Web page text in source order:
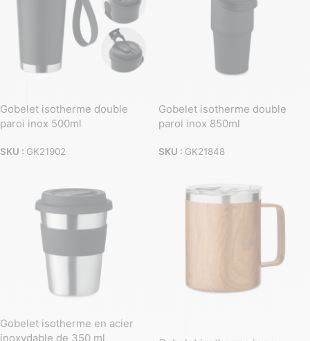
Gobelet isotherme double
paroi inox 500ml
SKU : GK21902
Gobelet isotherme double
paroi inox 850ml
SKU : GK21848
Gobelet isotherme en acier
inoxydable de 350 ml